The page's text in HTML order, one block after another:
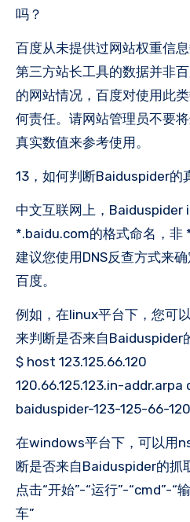
吗？
百度从未提供过网站权重信
第三方站长工具的数据并非
的网站情况，百度对使用此
何责任。请网站管理员不要
真实数值来参考使用。
13，如何判断Baiduspider的
中文互联网上，Baiduspider
*.baidu.com的格式命名，非
建议您使用DNS反查方式来
百度。
例如，在linux平台下，您可
来判断是否来自Baiduspider
$ host 123.125.66.120
120.66.125.123.in-
baiduspider-123-125-66-
在windows平台下，可以用
断是否来自Baiduspider的抓
点击“开始”-“运行”-“cmd”-“
车”